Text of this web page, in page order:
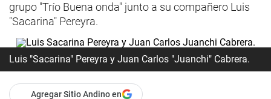
grupo "Trío Buena onda" junto a su compañero Luis
"Sacarina" Pereyra.
Luis "Sacarina" Pereyra y Juan Carlos "Juanchi" Cabrera.
Agregar Sitio Andino en